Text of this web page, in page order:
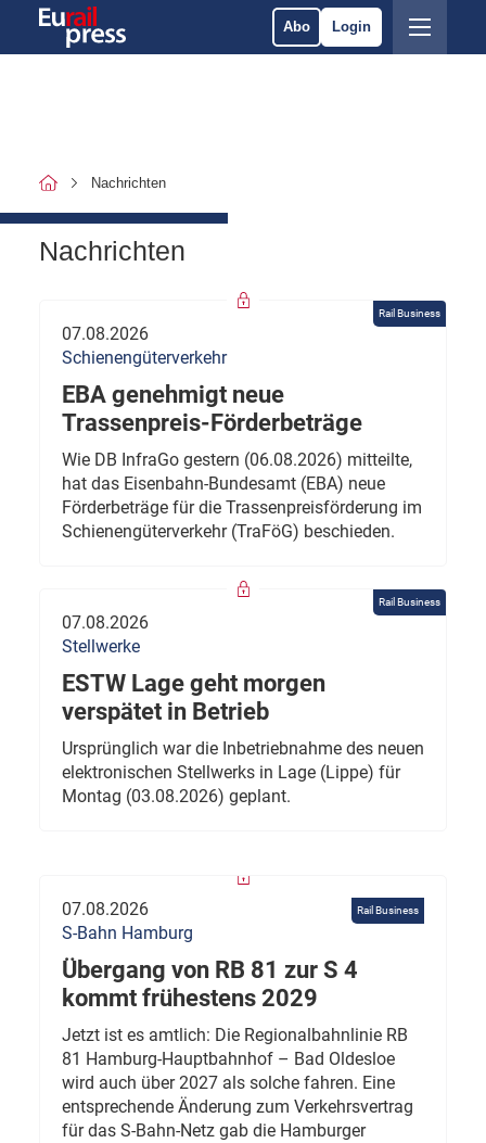
Abo Login
Nachrichten
Nachrichten
Rail Business
07.08.2026
Schienengüterverkehr
EBA genehmigt neue
Trassenpreis-Förderbeträge
Wie DB InfraGo gestern (06.08.2026) mitteilte,
hat das Eisenbahn-Bundesamt (EBA) neue
Förderbeträge für die Trassenpreisförderung im
Schienengüterverkehr (TraFöG) beschieden.
Rail Business
07.08.2026
Stellwerke
ESTW Lage geht morgen
verspätet in Betrieb
Ursprünglich war die Inbetriebnahme des neuen
elektronischen Stellwerks in Lage (Lippe) für
Montag (03.08.2026) geplant.
Rail Business
07.08.2026
S-Bahn Hamburg
Übergang von RB 81 zur S 4
kommt frühestens 2029
Jetzt ist es amtlich: Die Regionalbahnlinie RB
81 Hamburg-Hauptbahnhof – Bad Oldesloe
wird auch über 2027 als solche fahren. Eine
entsprechende Änderung zum Verkehrsvertrag
für das S-Bahn-Netz gab die Hamburger